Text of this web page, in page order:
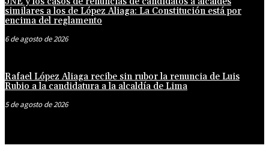
similares a los de López Aliaga: La Constitución está por
encima del reglamento
6 de agosto de 2026
Rafael López Aliaga recibe sin rubor la renuncia de Luis
Rubio a la candidatura a la alcaldía de Lima
5 de agosto de 2026